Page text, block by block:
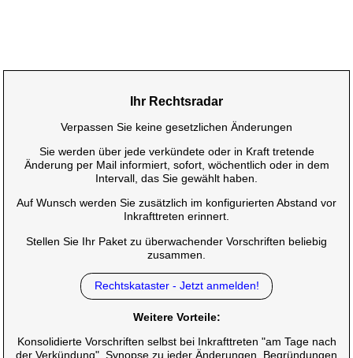
Ihr Rechtsradar
Verpassen Sie keine gesetzlichen Änderungen
Sie werden über jede verkündete oder in Kraft tretende
Änderung per Mail informiert, sofort, wöchentlich oder in dem
Intervall, das Sie gewählt haben.
Auf Wunsch werden Sie zusätzlich im konfigurierten Abstand vor
Inkrafttreten erinnert.
Stellen Sie Ihr Paket zu überwachender Vorschriften beliebig
zusammen.
Rechtskataster - Jetzt anmelden!
Weitere Vorteile:
Konsolidierte Vorschriften selbst bei Inkrafttreten "am Tage nach
der Verkündung", Synopse zu jeder Änderungen, Begründungen